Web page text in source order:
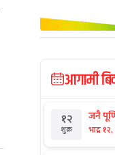
आगामी
१२
शुक्र
जनै
भाद्र